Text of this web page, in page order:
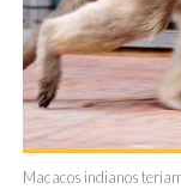
Macacos indianos